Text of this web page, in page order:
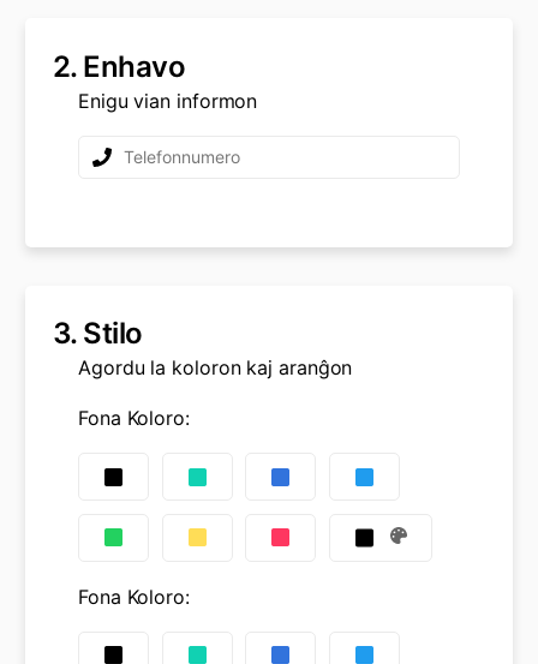
2. Enhavo
Enigu vian informon
3. Stilo
Agordu la koloron kaj aranĝon
Fona Koloro:
Fona Koloro: